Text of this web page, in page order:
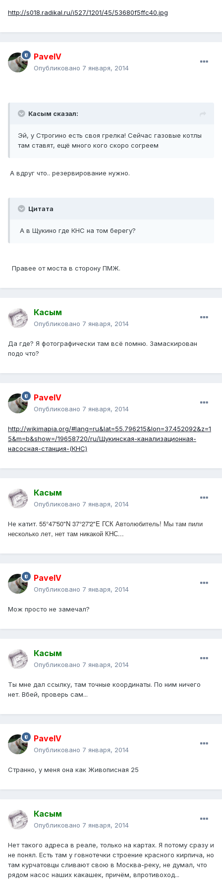
http://s018.radikal.ru/i527/1201/45/53680f5ffc40.jpg
PavelV
Опубликовано 7 января, 2014
Касым сказал:
Эй, у Строгино есть своя грелка! Сейчас газовые котлы
там ставят, ещё много кого скоро согреем
А вдруг что.. резервирование нужно.
Цитата
А в Щукино где КНС на том берегу?
Правее от моста в сторону ПМЖ.
Касым
Опубликовано 7 января, 2014
Да где? Я фотографически там всё помню. Замаскирован
подо что?
PavelV
Опубликовано 7 января, 2014
http://wikimapia.org/#lang=ru&lat=55.796215&lon=37.452092&z=1
5&m=b&show=/19658720/ru/Щукинская-канализационная-
насосная-станция-(КНС)
Касым
Опубликовано 7 января, 2014
Не катит. 55°47'50"N 37°27'2"E ГСК Автолюбитель! Мы там пили
несколько лет, нет там никакой КНС...
PavelV
Опубликовано 7 января, 2014
Мож просто не замечал?
Касым
Опубликовано 7 января, 2014
Ты мне дал ссылку, там точные координаты. По ним ничего
нет. Вбей, проверь сам...
PavelV
Опубликовано 7 января, 2014
Странно, у меня она как Живописная 25
Касым
Опубликовано 7 января, 2014
Нет такого адреса в реале, только на картах. Я потому сразу и
не понял. Есть там у говнотечки строение красного кирпича, но
там курчатовцы сливают свою в Москва-реку, не думал, что
рядом насос наших какашек, причём, впротивоход...